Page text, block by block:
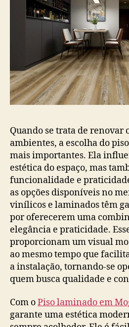
Quando se trata de renovar
ambientes, a escolha do
mais importantes. Ela
estética do espaço, mas
funcionalidade e
as opções disponíveis no
vinílicos e laminados têm
por oferecerem uma
elegância e praticidade.
proporcionam um visual
ao mesmo tempo que
a instalação, tornando-se
quem busca qualidade e
Com oPiso laminado em
garante uma estética